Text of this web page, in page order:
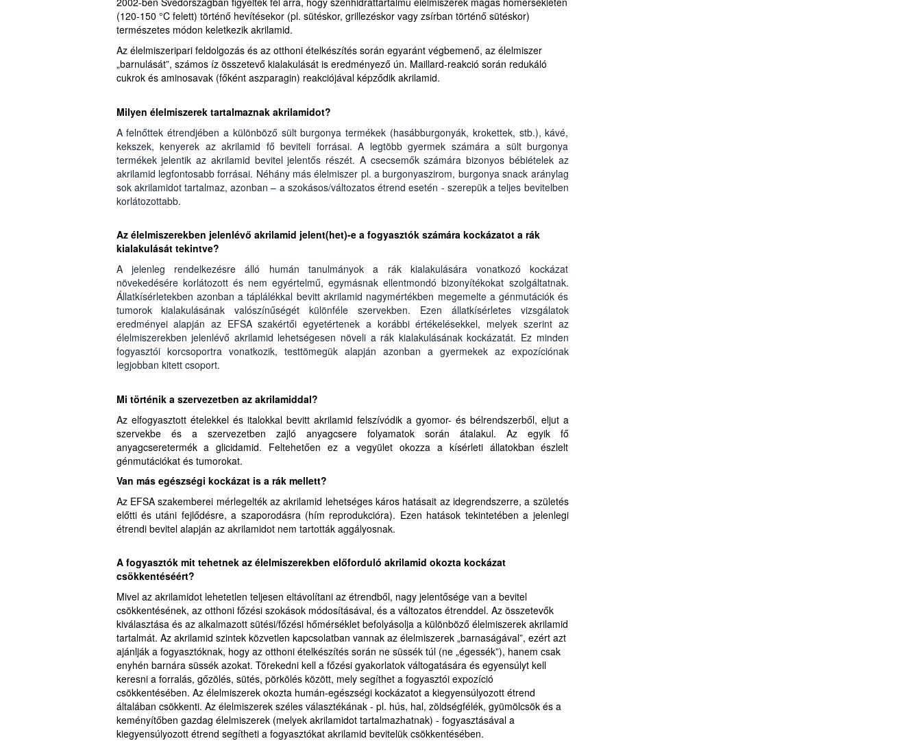
(120-150 °C felett) történő hevítésekor (pl. sütéskor, grillezéskor vagy zsírban történő sütéskor)
természetes módon keletkezik akrilamid.
Az élelmiszeripari feldolgozás és az otthoni ételkészítés során egyaránt végbemenő, az élelmiszer
„barnulását”, számos íz összetevő kialakulását is eredményező ún. Maillard-reakció során redukáló
cukrok és aminosavak (főként aszparagin) reakciójával képződik akrilamid.
Milyen élelmiszerek tartalmaznak akrilamidot?
A felnőttek étrendjében a különböző sült burgonya termékek (hasábburgonyák, krokettek, stb.), kávé,
kekszek, kenyerek az akrilamid fő beviteli forrásai. A legtöbb gyermek számára a sült burgonya
termékek jelentik az akrilamid bevitel jelentős részét. A csecsemők számára bizonyos bébiételek az
akrilamid legfontosabb forrásai. Néhány más élelmiszer pl. a burgonyaszirom, burgonya snack aránylag
sok akrilamidot tartalmaz, azonban – a szokásos/változatos étrend esetén - szerepük a teljes bevitelben
korlátozottabb.
Az élelmiszerekben jelenlévő akrilamid jelent(het)-e a fogyasztók számára kockázatot a rák
kialakulását tekintve?
A jelenleg rendelkezésre álló humán tanulmányok a rák kialakulására vonatkozó kockázat
növekedésére korlátozott és nem egyértelmű, egymásnak ellentmondó bizonyítékokat szolgáltatnak.
Állatkísérletekben azonban a táplálékkal bevitt akrilamid nagymértékben megemelte a génmutációk és
tumorok kialakulásának valószínűségét különféle szervekben. Ezen állatkísérletes vizsgálatok
eredményei alapján az EFSA szakértői egyetértenek a korábbi értékelésekkel, melyek szerint az
élelmiszerekben jelenlévő akrilamid lehetségesen növeli a rák kialakulásának kockázatát. Ez minden
fogyasztói korcsoportra vonatkozik, testtömegük alapján azonban a gyermekek az expozíciónak
legjobban kitett csoport.
Mi történik a szervezetben az akrilamiddal?
Az elfogyasztott ételekkel és italokkal bevitt akrilamid felszívódik a gyomor- és bélrendszerből, eljut a
szervekbe és a szervezetben zajló anyagcsere folyamatok során átalakul. Az egyik fő
anyagcseretermék a glicidamid. Feltehetően ez a vegyület okozza a kísérleti állatokban észlelt
génmutációkat és tumorokat.
Van más egészségi kockázat is a rák mellett?
Az EFSA szakemberei mérlegelték az akrilamid lehetséges káros hatásait az idegrendszerre, a születés
előtti és utáni fejlődésre, a szaporodásra (hím reprodukcióra). Ezen hatások tekintetében a jelenlegi
étrendi bevitel alapján az akrilamidot nem tartották aggályosnak.
A fogyasztók mit tehetnek az élelmiszerekben előforduló akrilamid okozta kockázat
csökkentéséért?
Mivel az akrilamidot lehetetlen teljesen eltávolítani az étrendből, nagy jelentősége van a bevitel
csökkentésének, az otthoni főzési szokások módosításával, és a változatos étrenddel. Az összetevők
kiválasztása és az alkalmazott sütési/főzési hőmérséklet befolyásolja a különböző élelmiszerek akrilamid
tartalmát. Az akrilamid szintek közvetlen kapcsolatban vannak az élelmiszerek „barnaságával”, ezért azt
ajánlják a fogyasztóknak, hogy az otthoni ételkészítés során ne süssék túl (ne „égessék”), hanem csak
enyhén barnára süssék azokat. Törekedni kell a főzési gyakorlatok váltogatására és egyensúlyt kell
keresni a forralás, gőzölés, sütés, pörkölés között, mely segíthet a fogyasztói expozíció
csökkentésében. Az élelmiszerek okozta humán-egészségi kockázatot a kiegyensúlyozott étrend
általában csökkenti. Az élelmiszerek széles választékának - pl. hús, hal, zöldségfélék, gyümölcsök és a
keményítőben gazdag élelmiszerek (melyek akrilamidot tartalmazhatnak) - fogyasztásával a
kiegyensúlyozott étrend segítheti a fogyasztókat akrilamid bevitelük csökkentésében.